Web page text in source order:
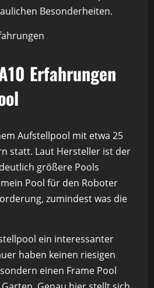
Besonderheiten.
Erfahrungen
Aufstellpool mit etwa 25
statt. Laut Hersteller ist der
größere Pools
Pool für den Roboter
zumindest was die
ein interessanter
haben keinen riesigen
einen Frame Pool